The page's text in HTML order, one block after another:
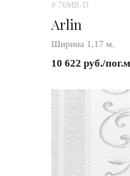
# 76MR-D
Arlin
Ширина 1,17 м.
10 622 руб./пог.м